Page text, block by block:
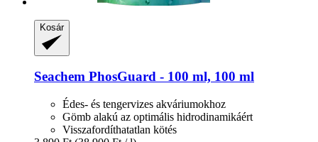
Kosár
Seachem PhosGuard -​ 100 ml, 100 ml
Édes- és tengervizes akváriumokhoz
Gömb alakú az optimális hidrodinamikáért
Visszafordíthatatlan kötés